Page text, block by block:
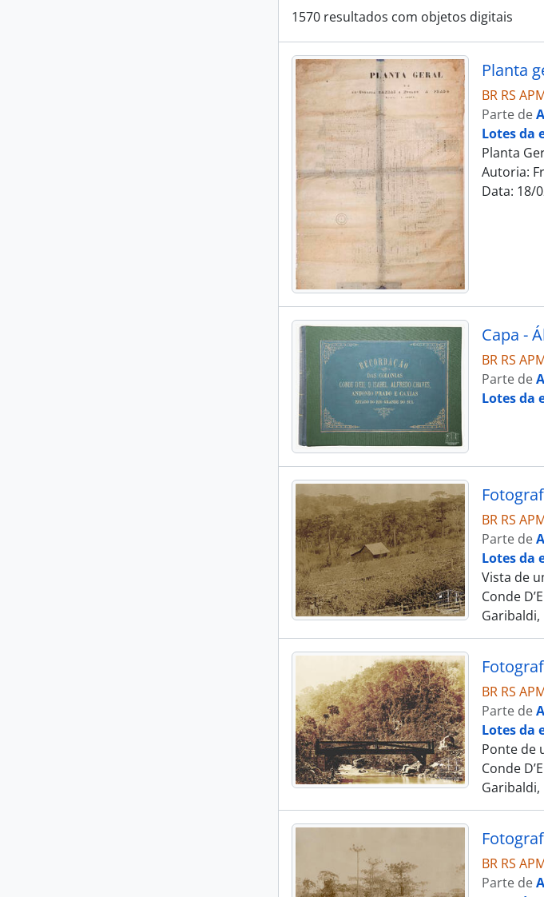
1570 resultados com objetos digitais
Planta
BR RS
Parte de
Lotes da
Planta
Autoria:
Data: 18/
BR RS
Parte de
Lotes da
BR RS
Parte de
Lotes da
Vista de
Conde
Garibaldi,
BR RS
Parte de
Lotes da
Ponte de
Conde
Garibaldi,
BR RS
Parte de